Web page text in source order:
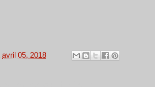
avril 05, 2018